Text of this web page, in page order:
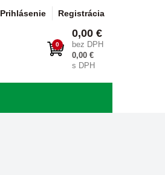
Prihlásenie Registrácia
0
0,00 €
bez DPH
0,00 €
s DPH